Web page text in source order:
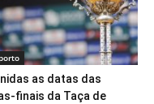
as datas das
finais da Taça de